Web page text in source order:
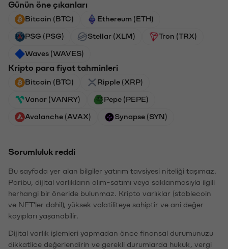
Günün öne çıkanları
Bitcoin (BTC) Ethereum (ETH)
PSG (PSG) Stellar (XLM) Tron (TRX)
Waves (WAVES)
Kripto para fiyat tahminleri
Bitcoin (BTC) Ripple (XRP)
Vanar (VANRY) Pepe (PEPE)
Avalanche (AVAX) Synapse (SYN)
Sorumluluk reddi
Bu sayfada yer alan bilgiler yatırım tavsiyesi niteliği taşımaz.
Paribu, dijital varlıkların alım-satımı veya saklanmasıyla ilgili
herhangi bir öneride bulunmaz. Kripto varlıklar (stablecoin
ve NFT'ler dahil), yüksek volatiliteye sahiptir ve ani değer
kayıpları yaşanabilir.
Dijital varlık işlemleri yapmadan önce finansal durumunuzu
dikkatlice değerlendirin ve gerekli durumlarda hukuk, vergi